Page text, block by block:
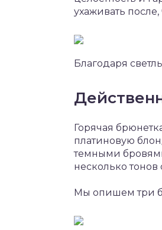
ухаживать
Благодаря
Горячая
платиновую
темными
несколько тонов
Мы опишем три